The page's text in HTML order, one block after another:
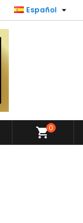
Español 
shopping_cart0